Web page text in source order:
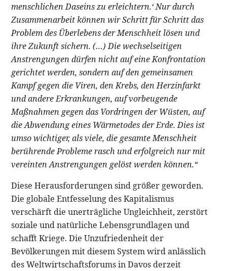
menschlichen Daseins zu erleichtern.‘ Nur durch
Zusammenarbeit können wir Schritt für Schritt das
Problem des Überlebens der Menschheit lösen und
ihre Zukunft sichern. (…) Die wechselseitigen
Anstrengungen dürfen nicht auf eine Konfrontation
gerichtet werden, sondern auf den gemeinsamen
Kampf gegen die Viren, den Krebs, den Herzinfarkt
und andere Erkrankungen, auf vorbeugende
Maßnahmen gegen das Vordringen der Wüsten, auf
die Abwendung eines Wärmetodes der Erde. Dies ist
umso wichtiger, als viele, die gesamte Menschheit
berührende Probleme rasch und erfolgreich nur mit
vereinten Anstrengungen gelöst werden können.“
Diese Herausforderungen sind größer geworden.
Die globale Entfesselung des Kapitalismus
verschärft die unerträgliche Ungleichheit, zerstört
soziale und natürliche Lebensgrundlagen und
schafft Kriege. Die Unzufriedenheit der
Bevölkerungen mit diesem System wird anlässlich
des Weltwirtschaftsforums in Davos derzeit